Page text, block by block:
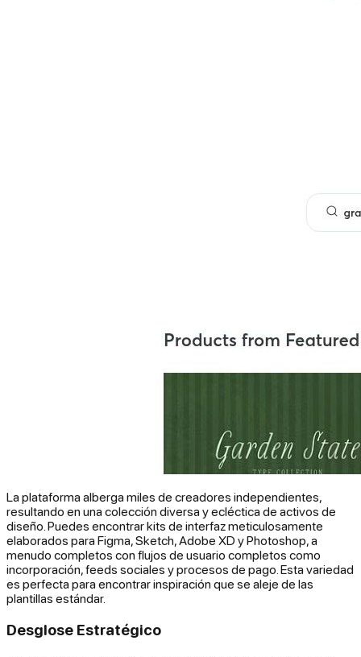
La plataforma alberga miles de creadores independientes,
resultando en una colección diversa y ecléctica de activos de
diseño. Puedes encontrar kits de interfaz meticulosamente
elaborados para Figma, Sketch, Adobe XD y Photoshop, a
menudo completos con flujos de usuario completos como
incorporación, feeds sociales y procesos de pago. Esta variedad
es perfecta para encontrar inspiración que se aleje de las
plantillas estándar.
Desglose Estratégico